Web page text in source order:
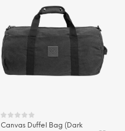
Canvas Duffel Bag (Dark